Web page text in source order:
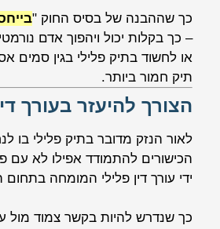
כך שההבנה של בסיס החוק "
– כך בקלות יכול ויהפוך אדם
או לחשוד בתיק פלילי בגין סמים
תיק חמור ביותר.
הצורך להיעזר בעורך
לאור הנזק מדובר בתיק פלילי בו
הכישורים להתמודד אפילו לא עם
ידי עורך דין פלילי המומחה
כך שנדרש להיות בקשר צמוד מול